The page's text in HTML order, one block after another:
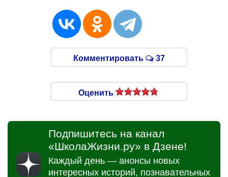
Комментировать 37
Оценить
Подпишитесь на канал
«ШколаЖизни.ру» в Дзене!
Каждый день — анонсы новых
интересных историй, познавательных